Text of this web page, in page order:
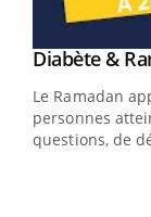
Youtube
Diabète &
Le Ramadan
personnes
questions, de